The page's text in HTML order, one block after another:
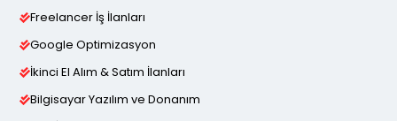
Freelancer İş İlanları
Google Optimizasyon
İkinci El Alım & Satım İlanları
Bilgisayar Yazılım ve Donanım